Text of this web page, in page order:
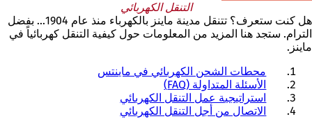
التنقل الكهربائي
هل كنت ستعرف؟ تتنقل مدينة ماينز بالكهرباء منذ عام 1904... بفضل
الترام. ستجد هنا المزيد من المعلومات حول كيفية التنقل كهربائياً في
ماينز.
محطات الشحن الكهربائي في ماينتس
الأسئلة المتداولة (FAQ)
استراتيجية عمل التنقل الكهربائي
الاتصال من أجل التنقل الكهربائي